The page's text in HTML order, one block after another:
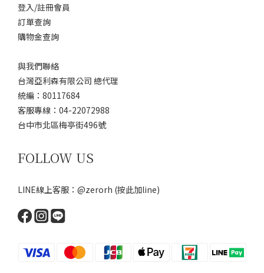
登入/註冊會員
訂單查詢
購物金查詢
與我們聯絡
台灣亞利森有限公司 總代理
統編：80117684
客服專線：04-22072988
台中市北區梅亭街496號
FOLLOW US
LINE線上客服：@zerorh (按此加line)